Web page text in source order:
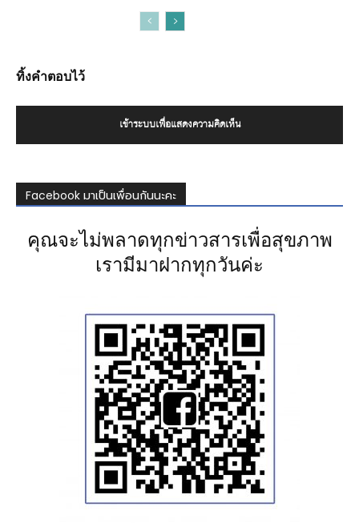
ทิ้งคำตอบไว้
เข้าระบบเพื่อแสดงความคิดเห็น
Facebook มาเป็นเพื่อนกันนะคะ
คุณจะไม่พลาดทุกข่าวสารเพื่อสุขภาพ
เรามีมาฝากทุกวันค่ะ